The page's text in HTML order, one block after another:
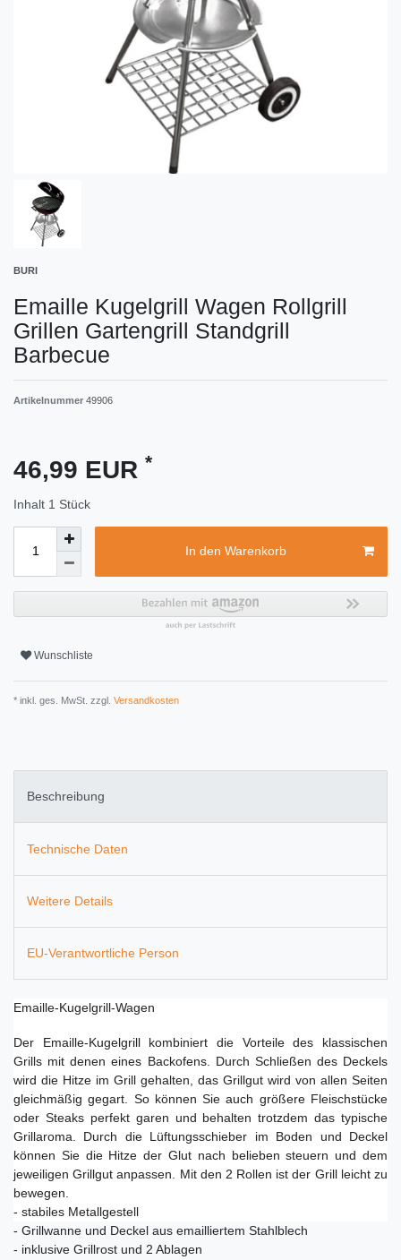
BURI
Emaille Kugelgrill Wagen Rollgrill
Grillen Gartengrill Standgrill
Barbecue
Artikelnummer 49906
46,99 EUR *
Inhalt 1 Stück
In den Warenkorb
Wunschliste
* inkl. ges. MwSt. zzgl. Versandkosten
Beschreibung
Technische Daten
Weitere Details
EU-Verantwortliche Person
Emaille-Kugelgrill-Wagen
Der Emaille-Kugelgrill kombiniert die Vorteile des klassischen
Grills mit denen eines Backofens. Durch Schließen des Deckels
wird die Hitze im Grill gehalten, das Grillgut wird von allen Seiten
gleichmäßig gegart. So können Sie auch größere Fleischstücke
oder Steaks perfekt garen und behalten trotzdem das typische
Grillaroma. Durch die Lüftungsschieber im Boden und Deckel
können Sie die Hitze der Glut nach belieben steuern und dem
jeweiligen Grillgut anpassen. Mit den 2 Rollen ist der Grill leicht zu
bewegen.
- stabiles Metallgestell
- Grillwanne und Deckel aus emailliertem Stahlblech
- inklusive Grillrost und 2 Ablagen